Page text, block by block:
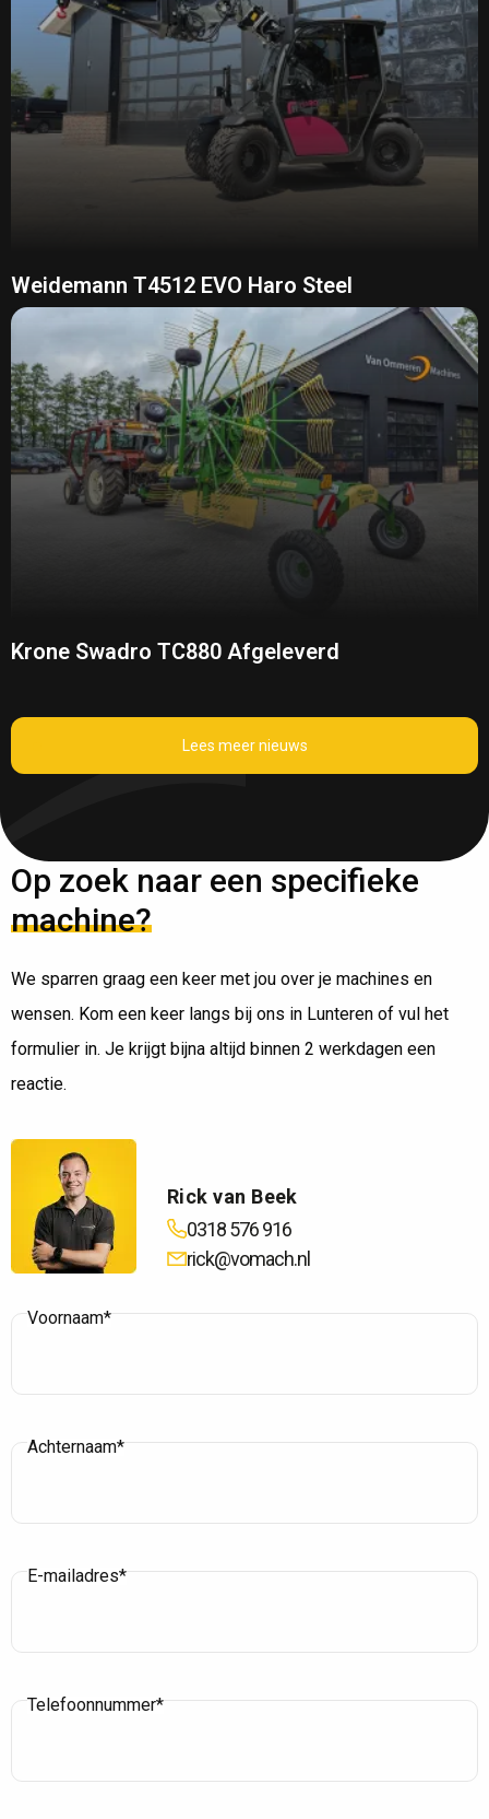
Weidemann T4512 EVO Haro Steel
Krone Swadro TC880 Afgeleverd
Lees meer nieuws
Op zoek naar een specifieke
machine?
We sparren graag een keer met jou over je machines en
wensen. Kom een keer langs bij ons in Lunteren of vul het
formulier in. Je krijgt bijna altijd binnen 2 werkdagen een
reactie.
Rick van Beek
0318 576 916
rick@vomach.nl
Voornaam*
Achternaam*
E-mailadres*
Telefoonnummer*